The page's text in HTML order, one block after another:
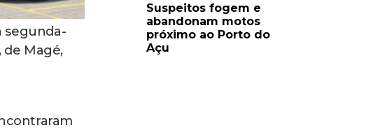
segunda-
de Magé,
Suspeitos fogem e
abandonam motos
próximo ao Porto do
Açu